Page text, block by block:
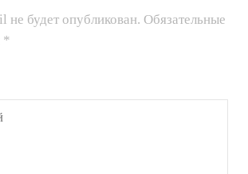
не будет опубликован. Обязательные
*